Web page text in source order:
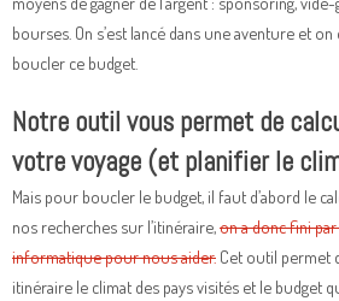
bourses. On s’est lancé dans une aventure et
boucler ce budget.
Notre outil vous permet de
votre voyage (et planifier le
Mais pour boucler le budget, il faut d’abord le
nos recherches sur l’itinéraire,on a donc fini
informatique pour nous aider. Cet outil permet
itinéraire le climat des pays visités et le budget